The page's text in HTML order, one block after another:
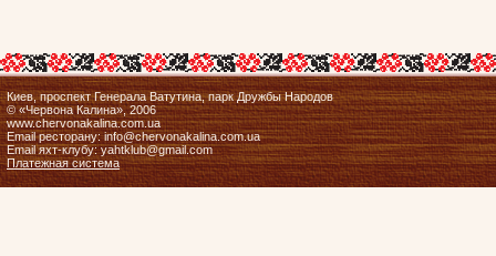
Киев, проспект Генерала Ватутина, парк Дружбы Народов
© «Червона Калина», 2006
www.chervonakalina.com.ua
Email ресторану: info@chervonakalina.com.ua
Email яхт-клубу: yahtklub@gmail.com
Платежная система